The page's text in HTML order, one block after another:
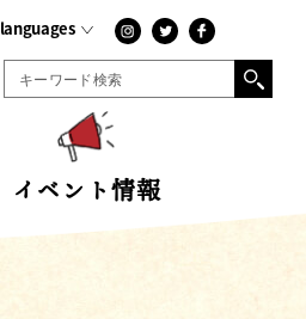
languages
イベント情報